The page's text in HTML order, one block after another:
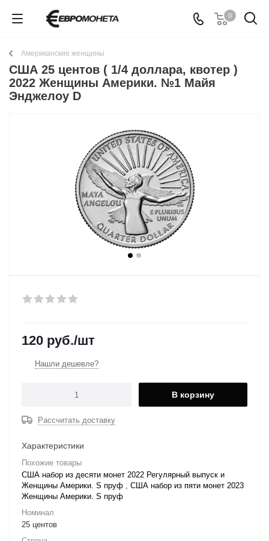
0
Американские женщины
США 25 центов ( 1/4 доллара, квотер )
2022 Женщины Америки. №1 Майя
Энджелоу D
120 руб./шт
Нашли дешевле?
В корзину
Рассчитать доставку
Характеристики
Похожие товары
США набор из десяти монет 2022 Регулярный выпуск и
Женщины Америки. S пруф , США набор из пяти монет 2023
Женщины Америки. S пруф
Номинал
25 центов